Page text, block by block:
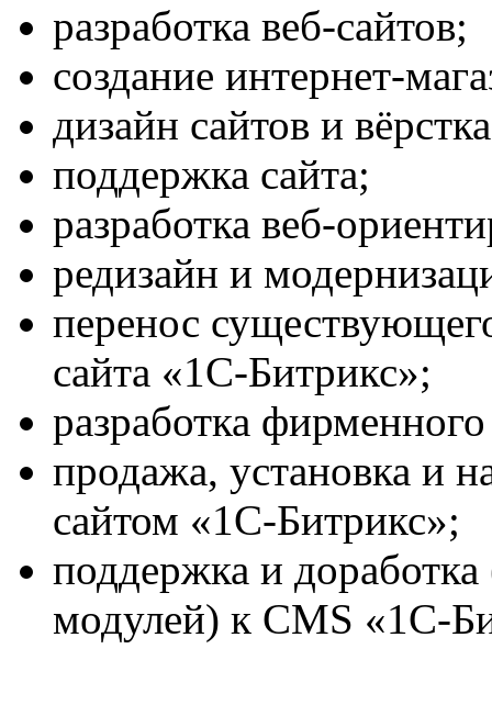
разработка веб-сайтов;
создание интернет-
дизайн сайтов и
поддержка сайта;
разработка веб-
редизайн и
перенос
сайта «1С-Битрикс»;
разработка
продажа, установка и
сайтом «1С-Битрикс»;
поддержка и
модулей) к CMS «1С-